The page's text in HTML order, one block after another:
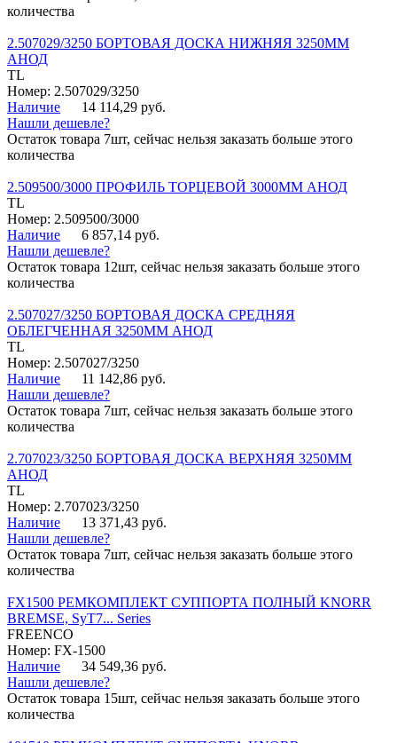
количества
2.507029/3250 БОРТОВАЯ ДОСКА НИЖНЯЯ 3250ММ
АНОД
TL
Номер: 2.507029/3250
Наличие
14 114,29 руб.
Нашли дешевле?
Остаток товара 7шт, сейчас нельзя заказать больше этого
количества
2.509500/3000 ПРОФИЛЬ ТОРЦЕВОЙ 3000ММ АНОД
TL
Номер: 2.509500/3000
Наличие
6 857,14 руб.
Нашли дешевле?
Остаток товара 12шт, сейчас нельзя заказать больше этого
количества
2.507027/3250 БОРТОВАЯ ДОСКА СРЕДНЯЯ
ОБЛЕГЧЕННАЯ 3250ММ АНОД
TL
Номер: 2.507027/3250
Наличие
11 142,86 руб.
Нашли дешевле?
Остаток товара 7шт, сейчас нельзя заказать больше этого
количества
2.707023/3250 БОРТОВАЯ ДОСКА ВЕРХНЯЯ 3250ММ
АНОД
TL
Номер: 2.707023/3250
Наличие
13 371,43 руб.
Нашли дешевле?
Остаток товара 7шт, сейчас нельзя заказать больше этого
количества
FX1500 РЕМКОМПЛЕКТ СУППОРТА ПОЛНЫЙ KNORR
BREMSE, SyT7... Series
FREENCO
Номер: FX-1500
Наличие
34 549,36 руб.
Нашли дешевле?
Остаток товара 15шт, сейчас нельзя заказать больше этого
количества